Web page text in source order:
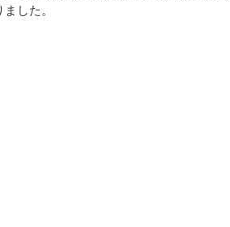
した。